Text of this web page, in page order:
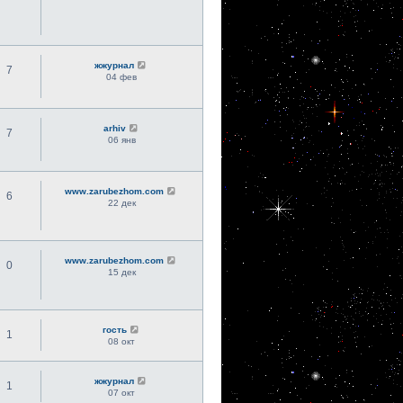
7
жжурнал
04 фев
7
arhiv
06 янв
6
www.zarubezhom.com
22 дек
0
www.zarubezhom.com
15 дек
1
гость
08 окт
1
жжурнал
07 окт